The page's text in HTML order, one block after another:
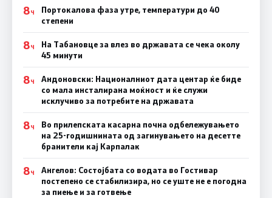
8Ч
Портокалова фаза утре, температури до 40
степени
8Ч
На Табановце за влез во државата се чека околу
45 минути
8Ч
Андоновски: Националниот дата центар ќе биде
со мала инсталирана моќност и ќе служи
исклучиво за потребите на државата
8Ч
Во прилепската касарна почна одбележувањето
на 25-годишнината од загинувањето на десетте
бранители кај Карпалак
8Ч
Ангелов: Состојбата со водата во Гостивар
постепено се стабилизира, но се уште не е погодна
за пиење и за готвење